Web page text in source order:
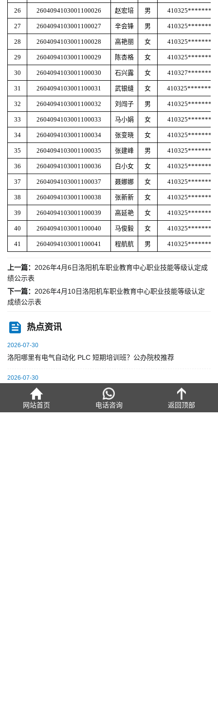
26 2604094103001100026 赵宏培 男
27 2604094103001100027 辛会锋 男
28 2604094103001100028 高艳丽 女
29 2604094103001100029 陈杏格 女
30 2604094103001100030 石兴露 女
31 2604094103001100031 武银缝 女
32 2604094103001100032 刘闯子 男
33 2604094103001100033 马小娟 女
34 2604094103001100034 张变晓 女
35 2604094103001100035 张建峰 男
36 2604094103001100036 白小女 女
37 2604094103001100037 聂娜娜 女
38 2604094103001100038 张新新 女
39 2604094103001100039 高延艳 女
40 2604094103001100040 马俊毅 女
41 2604094103001100041 程航航 男
上一篇： 2026年4月6日洛阳机车职业教育中心职业技能等级认定成
绩公示表
下一篇： 2026年4月10日洛阳机车职业教育中心职业技能等级认定
成绩公示表
热点资讯
2026-07-30
洛阳哪里有电气自动化 PLC 短期培训班？公办院校推荐
2026-07-30
洛阳考职业技能等级证 公办培训基地有哪些
2026-07-30
网站首页 电话咨询 返回顶部